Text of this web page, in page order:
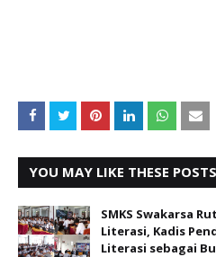
YOU MAY LIKE THESE POSTS
SMKS Swakarsa
Literasi, Kadis
Literasi sebagai